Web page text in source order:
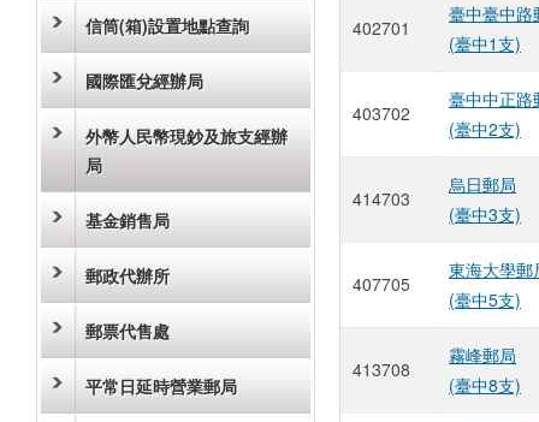
信筒(箱)設置地點查詢
國際匯兌經辦局
外幣人民幣現鈔及旅支經辦
局
基金銷售局
郵政代辦所
郵票代售處
平常日延時營業郵局
402701
臺中臺中路
(臺中1支)
403702
臺中中正路
(臺中2支)
414703
烏日郵局
(臺中3支)
407705
東海大學郵
(臺中5支)
413708
霧峰郵局
(臺中8支)